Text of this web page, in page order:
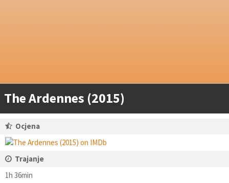
The Ardennes (2015)
Ocjena
Trajanje
1h 36min